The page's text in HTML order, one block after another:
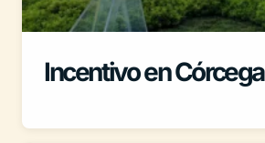
Incentivo en Córcega